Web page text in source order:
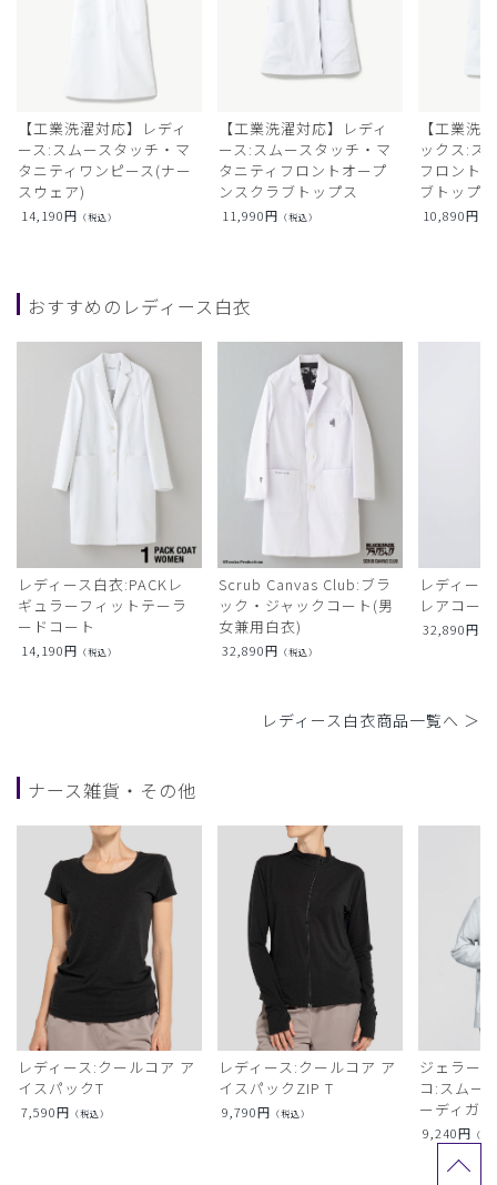
【工業洗濯対応】レディ
ース:スムースタッチ・マ
タニティワンピース(ナー
スウェア)
14,190円 （税込）
【工業洗濯対応】レディ
ース:スムースタッチ・マ
タニティフロントオープ
ンスクラブトップス
11,990円 （税込）
【工業洗
ックス:ス
フロント
ブトップス
10,890円
おすすめのレディース白衣
レディース白衣:PACKレ
ギュラーフィットテーラ
ードコート
14,190円 （税込）
Scrub Canvas Club:ブラ
ック・ジャックコート(男
女兼用白衣)
32,890円 （税込）
レディー
レアコート
32,890円
レディース白衣商品一覧へ ＞
ナース雑貨・その他
レディース:クールコア ア
イスパックT
7,590円 （税込）
レディース:クールコア ア
イスパックZIP T
9,790円 （税込）
ジェラー
コ:スムー
ーディガン
9,240円 （税